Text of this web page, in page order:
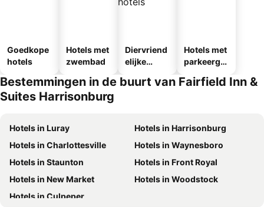
Goedkope
hotels
Hotels met
zwembad
Diervriend
elijke
Hotels met
parkeergel
Bestemmingen in de buurt van Fairfield Inn &
Suites Harrisonburg
Hotels in Luray
Hotels in Harrisonburg
Hotels in Charlottesville
Hotels in Waynesboro
Hotels in Staunton
Hotels in Front Royal
Hotels in New Market
Hotels in Woodstock
Hotels in Culpeper